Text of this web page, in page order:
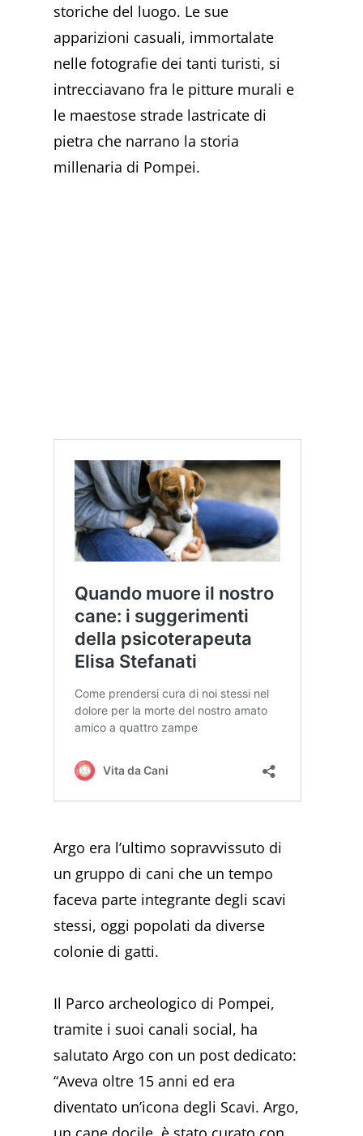
storiche del luogo. Le sue
apparizioni casuali, immortalate
nelle fotografie dei tanti turisti, si
intrecciavano fra le pitture murali e
le maestose strade lastricate di
pietra che narrano la storia
millenaria di Pompei.
Argo era l’ultimo sopravvissuto di
un gruppo di cani che un tempo
faceva parte integrante degli scavi
stessi, oggi popolati da diverse
colonie di gatti.
Il Parco archeologico di Pompei,
tramite i suoi canali social, ha
salutato Argo con un post dedicato:
“Aveva oltre 15 anni ed era
diventato un’icona degli Scavi. Argo,